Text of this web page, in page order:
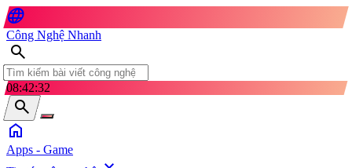
language
Công Nghệ Nhanh
search
08:42:33
search
home
Apps - Game